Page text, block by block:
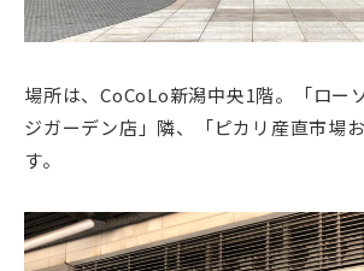
場所は、CoCoLo新潟中央1階。「ロー
ジガーデン店」隣、「ピカリ産直市場
す。